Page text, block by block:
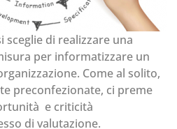
di realizzare una
per informatizzare un
Come al solito,
preconfezionate, ci preme
e criticità
di valutazione.